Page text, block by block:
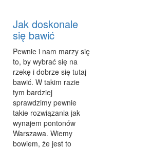
SPRZĘT MEDYCZNY
STRONY WWW
OPROGRAMOWANIE
KONTAKT
Jak doskonale
się bawić
Pewnie i nam marzy się
to, by wybrać się na
rzekę i dobrze się tutaj
bawić. W takim razie
tym bardziej
sprawdzimy pewnie
takie rozwiązania jak
wynajem pontonów
Warszawa. Wiemy
bowiem, że jest to